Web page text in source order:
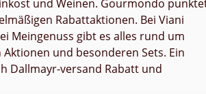
und Weinen. Gourmondo
Rabattaktionen. Bei Viani
Meingenuss gibt es alles rund um
und besonderen Sets. Ein
Dallmayr-versand Rabatt und